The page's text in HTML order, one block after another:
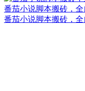
番茄小说脚本搬砖，
番茄小说脚本搬砖，